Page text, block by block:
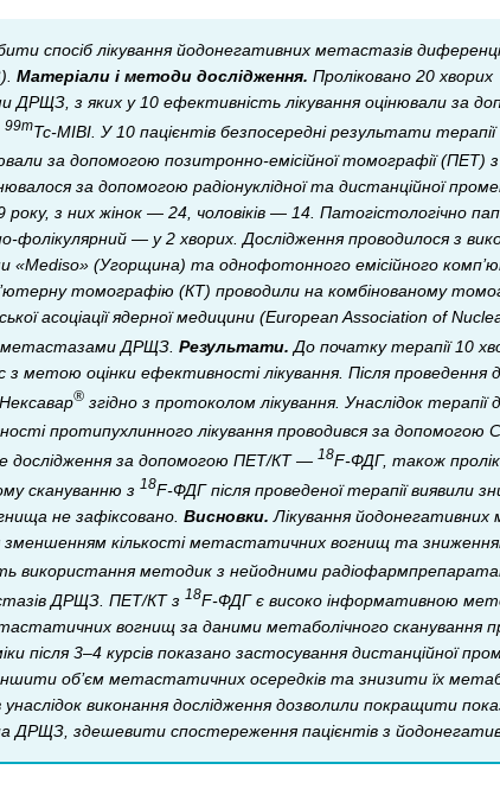
спосіб лікування йодонегативних метастазів
Матеріали і методи дослідження. Проліковано 20 хворих
з яких у 10 ефективність лікування оцінювали за
99mTc-MIBI. У 10 пацієнтів безпосередні результати терапії
за допомогою позитронно-емісійної томографії (ПЕТ) з
за допомогою радіонуклідної та дистанційної
з них жінок — 24, чоловіків — 14. Патогістологічно
фолікулярний — у 2 хворих. Дослідження проводилося з
«Mediso» (Угорщина) та однофотонного емісійного
томографію (КТ) проводили на комбінованому
асоціації ядерної медицини (European Association of
метастазами ДРЩЗ. Результати. До початку терапії 10
з метою оцінки ефективності лікування. Після
® згідно з протоколом лікування. Унаслідок
протипухлинного лікування проводився за допомогою
дослідження за допомогою ПЕТ/КТ — 18F-ФДГ, також
скануванню з 18F-ФДГ після проведеної терапії виявили
не зафіксовано. Висновки. Лікування
зменшенням кількості метастатичних вогнищ та
використання методик з нейодними
ДРЩЗ. ПЕТ/КТ з 18F-ФДГ є високо інформативною
вогнищ за даними метаболічного сканування
після 3­–4 курсів показано застосування дистанційної
об’єм метастатичних осередків та знизити їх
виконання дослідження дозволили покращити
ДРЩЗ, здешевити спостереження пацієнтів з